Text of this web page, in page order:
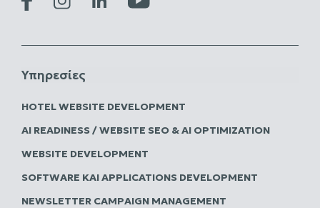
Υπηρεσίες
HOTEL WEBSITE DEVELOPMENT
AI READINESS / WEBSITE SEO & AI OPTIMIZATION
WEBSITE DEVELOPMENT
SOFTWARE ΚΑΙ APPLICATIONS DEVELOPMENT
NEWSLETTER CAMPAIGN MANAGEMENT